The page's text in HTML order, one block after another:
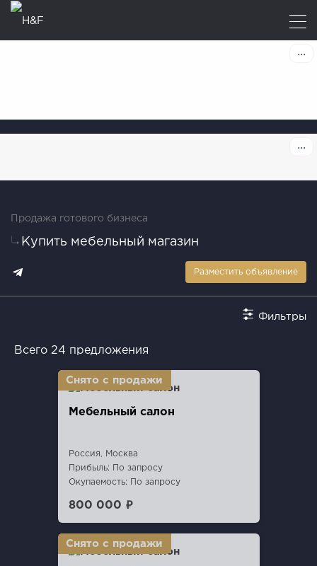
Продажа готового бизнеса
Купить мебельный магазин
Разместить объявление
Фильтры
Всего 24 предложения
Мебельный салон
Россия, Москва
Прибыль: По запросу
Окупаемость: По запросу
800 000 ₽